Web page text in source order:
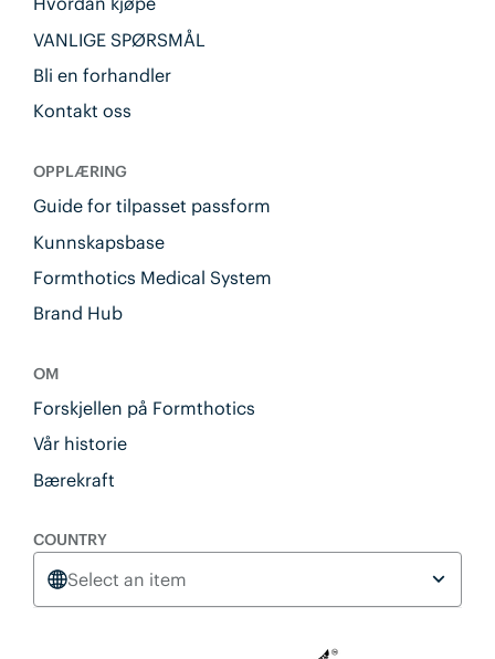
VANLIGE SPØRSMÅL
Bli en forhandler
Kontakt oss
OPPLÆRING
Guide for tilpasset passform
Kunnskapsbase
Formthotics Medical System
Brand Hub
OM
Forskjellen på Formthotics
Vår historie
Bærekraft
COUNTRY
Select an item